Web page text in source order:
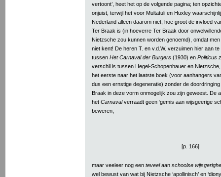
vertoont’, heet het op de volgende pagina; ten
onjuist, terwijl het voor Multatuli en Huxley
Nederland alleen daarom niet, hoe groot de invloed
Ter Braak is (in hoeverre Ter Braak door
Nietzsche zou kunnen worden genoemd), omdat
niet kent! De heren T. en v.d.W. verzuimen hier aan
tussen Het Carnaval der Burgers (1930) en Politicus
verschil is tussen Hegel-Schopenhauer en
het eerste naar het laatste boek (voor aanhangers
dus een ernstige degeneratie) zonder de
Braak in deze vorm onmogelijk zou zijn geweest. De
het Carnavalverraadt geen ‘gemis aan wijsgeerige
beweren,
[p. 166]
maar veeleer nog een teveelaan schoolse
wel bewust van wat bij Nietzsche ‘apollinisch’ en